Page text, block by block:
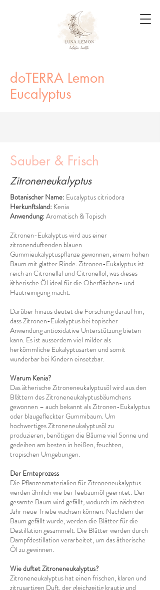
doTERRA Lemon
Eucalyptus
Sauber & Frisch
Zitroneneukalyptus
Botanischer Name: Eucalyptus citriodora
Herkunftsland: Kenia
Anwendung: Aromatisch & Topisch
Zitronen-Eukalyptus wird aus einer
zitronenduftenden blauen
Gummieukalyptuspflanze gewonnen, einem hohen
Baum mit glatter Rinde. Zitronen-Eukalyptus ist
reich an Citronellal und Citronellol, was dieses
ätherische Öl ideal für die Oberflächen- und
Hautreinigung macht.
Darüber hinaus deutet die Forschung darauf hin,
dass Zitronen-Eukalyptus bei topischer
Anwendung antioxidative Unterstützung bieten
kann. Es ist ausserdem viel milder als
herkömmliche Eukalyptusarten und somit
wunderbar bei Kindern einsetzbar.
Warum Kenia?
Das ätherische Zitroneneukalyptusöl wird aus den
Blättern des Zitroneneukalyptusbäumchens
gewonnen – auch bekannt als Zitronen-Eukalyptus
oder blaugefleckter Gummibaum. Um
hochwertiges Zitroneneukalyptusöl zu
produzieren, benötigen die Bäume viel Sonne und
gedeihen am besten in heißen, feuchten,
tropischen Umgebungen.
Der Ernteprozess
Die Pflanzenmaterialien für Zitroneneukalyptus
werden ähnlich wie bei Teebaumöl geerntet: Der
gesamte Baum wird gefällt, wodurch im nächsten
Jahr neue Triebe wachsen können. Nachdem der
Baum gefällt wurde, werden die Blätter für die
Destillation gesammelt. Die Blätter werden durch
Dampfdestillation verarbeitet, um das ätherische
Öl zu gewinnen.
Wie duftet Zitroneneukalyptus?
Zitroneneukalyptus hat einen frischen, klaren und
zitrusartigen Duft, der gleichzeitig krautig und